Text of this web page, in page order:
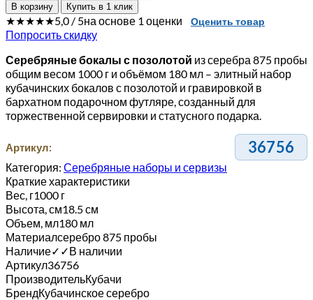
В корзину Купить в 1 клик
★★★★★5,0 / 5на основе 1 оценки Оценить товар
Попросить скидку
Серебряные бокалы с позолотой из серебра 875 пробы
общим весом 1000 г и объёмом 180 мл – элитный набор
кубачинских бокалов с позолотой и гравировкой в
бархатном подарочном футляре, созданный для
торжественной сервировки и статусного подарка.
Артикул: 36756
Категория: Серебряные наборы и сервизы
Краткие характеристики
Вес, г1000 г
Высота, см18.5 см
Объем, мл180 мл
Материалсеребро 875 пробы
Наличие✓ ✓В наличии
Артикул36756
ПроизводительКубачи
БрендКубачинское серебро